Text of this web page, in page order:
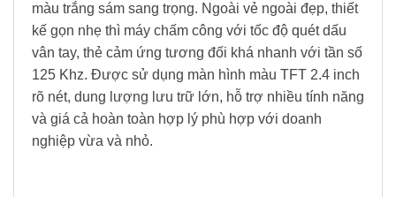
màu trắng sám sang trọng. Ngoài vẻ ngoài đẹp, thiết
kế gọn nhẹ thì máy chấm công với tốc độ quét dấu
vân tay, thẻ cảm ứng tương đối khá nhanh với tần số
125 Khz. Được sử dụng màn hình màu TFT 2.4 inch
rõ nét, dung lượng lưu trữ lớn, hỗ trợ nhiều tính năng
và giá cả hoàn toàn hợp lý phù hợp với doanh
nghiệp vừa và nhỏ.